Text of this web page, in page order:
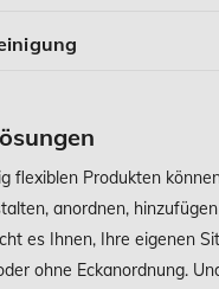
flexiblen Produkten
anordnen,
es Ihnen, Ihre eigenen
ohne Eckanordnung.